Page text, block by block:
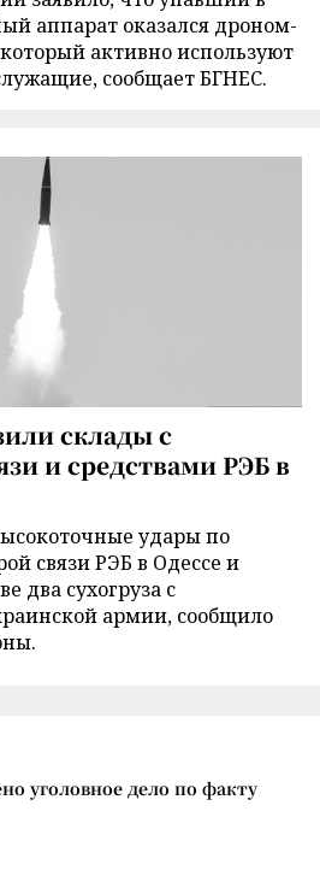
аппарат оказался дроном-
активно используют
сообщает БГНЕС.
склады с
и средствами РЭБ в
удары по
связи РЭБ в Одессе и
два сухогруза с
армии, сообщило
уголовное дело по факту